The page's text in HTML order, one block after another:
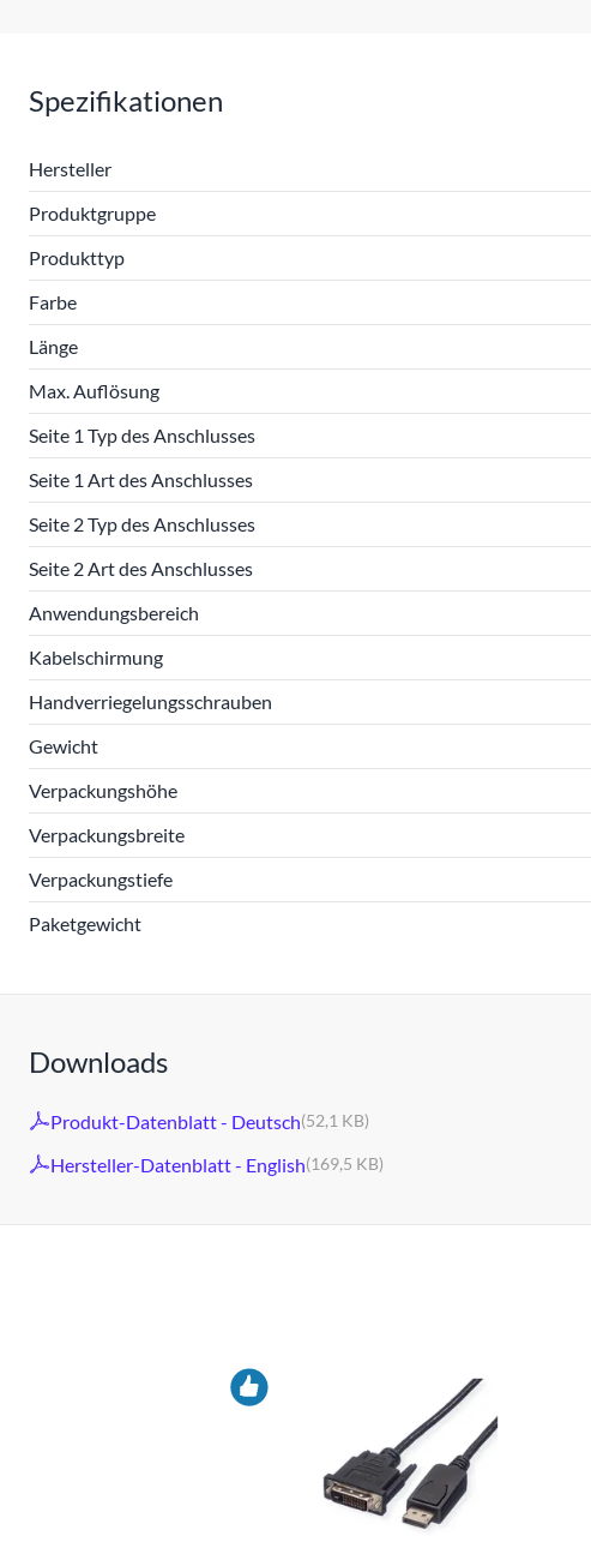
Spezifikationen
Hersteller
Produktgruppe
Produkttyp
Farbe
Länge
Max. Auflösung
Seite 1 Typ des Anschlusses
Seite 1 Art des Anschlusses
Seite 2 Typ des Anschlusses
Seite 2 Art des Anschlusses
Anwendungsbereich
Kabelschirmung
Handverriegelungsschrauben
Gewicht
Verpackungshöhe
Verpackungsbreite
Verpackungstiefe
Paketgewicht
Downloads
Produkt-Datenblatt - Deutsch(52,1 KB)
Hersteller-Datenblatt - English(169,5 KB)